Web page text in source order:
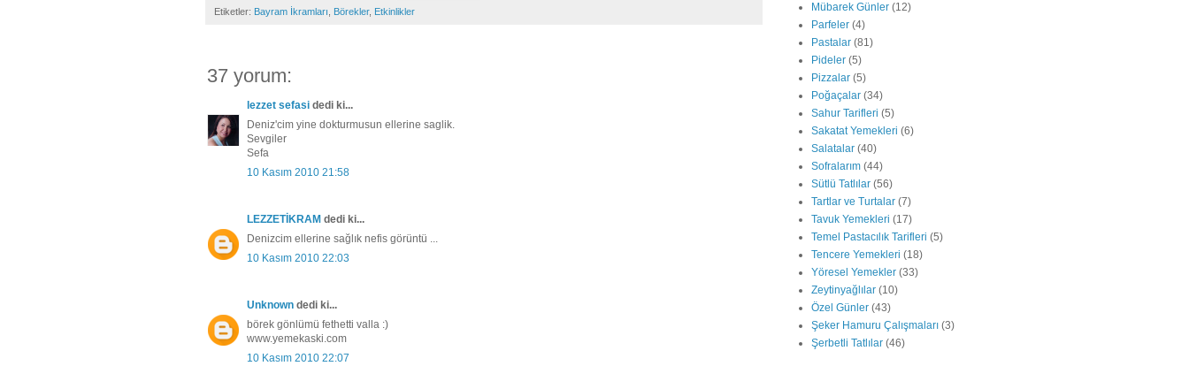
Etiketler: Bayram İkramları Börekler, Etkinlikler
37 yorum:
lezzet sefasi dedi ki...
Deniz'cim yine dokturmusun ellerine saglik.
Sevgiler
Sefa
10 Kasım 2010 21:58
LEZZETİKRAM dedi ki...
Denizcim ellerine sağlık nefis görüntü ...
10 Kasım 2010 22:03
Unknown dedi ki...
börek gönlümü fethetti valla :)
www.yemekaski.com
10 Kasım 2010 22:07
Mübarek Günler (12)
Parfeler (4)
Pastalar (81)
Pideler (5)
Pizzalar (5)
Poğaçalar (34)
Sahur Tarifleri (5)
Sakatat Yemekleri (6)
Salatalar (40)
Sofralarım (44)
Sütlü Tatlılar (56)
Tartlar ve Turtalar (7)
Tavuk Yemekleri (17)
Temel Pastacılık Tarifleri (5)
Tencere Yemekleri (18)
Yöresel Yemekler (33)
Zeytinyağlılar (10)
Özel Günler (43)
Şeker Hamuru Çalışmaları (3)
Şerbetli Tatlılar (46)